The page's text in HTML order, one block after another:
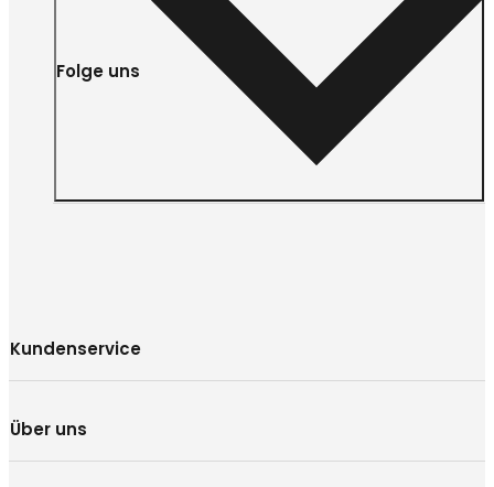
Folge uns
Kundenservice
Über uns